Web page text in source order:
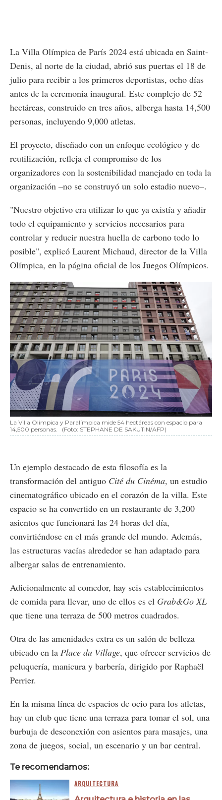
La Villa Olímpica de París 2024 está ubicada en Saint-
Denis, al norte de la ciudad, abrió sus puertas el 18 de
julio para recibir a los primeros deportistas, ocho días
antes de la ceremonia inaugural. Este complejo de 52
hectáreas, construido en tres años, alberga hasta 14,500
personas, incluyendo 9,000 atletas.
El proyecto, diseñado con un enfoque ecológico y de
reutilización, refleja el compromiso de los
organizadores con la sostenibilidad manejado en toda la
organización –no se construyó un solo estadio nuevo–.
"Nuestro objetivo era utilizar lo que ya existía y añadir
todo el equipamiento y servicios necesarios para
controlar y reducir nuestra huella de carbono todo lo
posible", explicó Laurent Michaud, director de la Villa
Olímpica, en la página oficial de los Juegos Olímpicos.
La Villa Olímpica y Paralímpica mide 54 hectáreas con espacio para
14,500 personas.
(Foto: STEPHANE DE SAKUTIN/AFP)
Un ejemplo destacado de esta filosofía es la
transformación del antiguo Cité du Cinéma, un estudio
cinematográfico ubicado en el corazón de la villa. Este
espacio se ha convertido en un restaurante de 3,200
asientos que funcionará las 24 horas del día,
convirtiéndose en el más grande del mundo. Además,
las estructuras vacías alrededor se han adaptado para
albergar salas de entrenamiento.
Adicionalmente al comedor, hay seis establecimientos
de comida para llevar, uno de ellos es el Grab&Go XL
que tiene una terraza de 500 metros cuadrados.
Otra de las amenidades extra es un salón de belleza
ubicado en la Place du Village, que ofrecer servicios de
peluquería, manicura y barbería, dirigido por Raphaël
Perrier.
En la misma línea de espacios de ocio para los atletas,
hay un club que tiene una terraza para tomar el sol, una
burbuja de desconexión con asientos para masajes, una
zona de juegos, social, un escenario y un bar central.
Te recomendamos:
ARQUITECTURA